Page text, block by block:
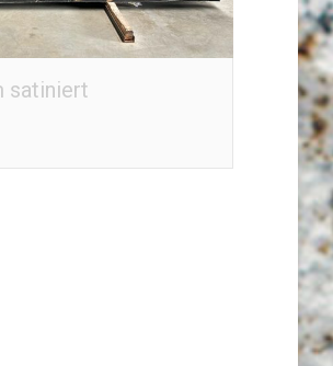
satiniert